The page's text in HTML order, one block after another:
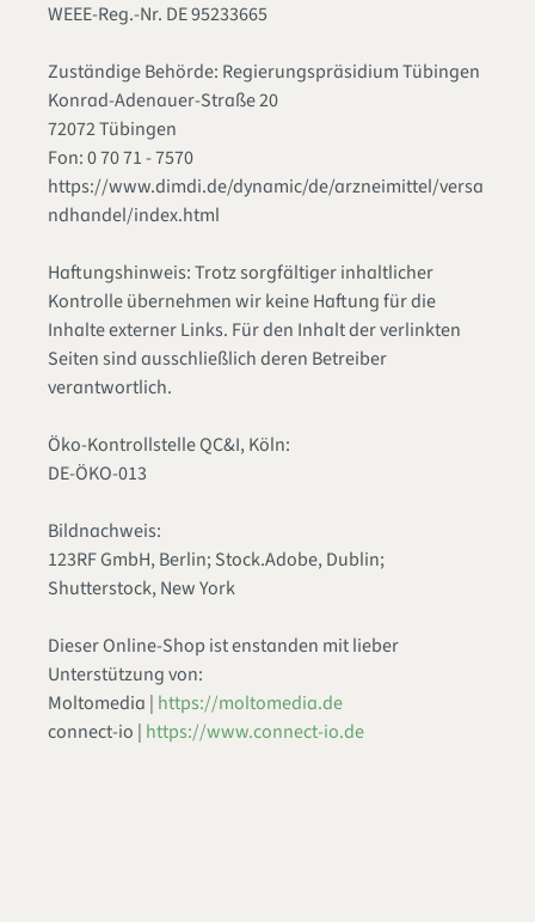
WEEE-Reg.-Nr. DE 95233665
Zuständige Behörde: Regierungspräsidium Tübingen
Konrad-Adenauer-Straße 20
72072 Tübingen
Fon: 0 70 71 - 7570
https://www.dimdi.de/dynamic/de/arzneimittel/versa
ndhandel/index.html
Haftungshinweis: Trotz sorgfältiger inhaltlicher
Kontrolle übernehmen wir keine Haftung für die
Inhalte externer Links. Für den Inhalt der verlinkten
Seiten sind ausschließlich deren Betreiber
verantwortlich.
Öko-Kontrollstelle QC&I, Köln:
DE-ÖKO-013
Bildnachweis:
123RF GmbH, Berlin; Stock.Adobe, Dublin;
Shutterstock, New York
Dieser Online-Shop ist enstanden mit lieber
Unterstützung von:
Moltomedia | https://moltomedia.de
connect-io | https://www.connect-io.de